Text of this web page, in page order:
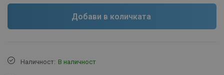
Добави в количката
Наличност: В наличност